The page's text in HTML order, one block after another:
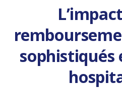
sophistiqués